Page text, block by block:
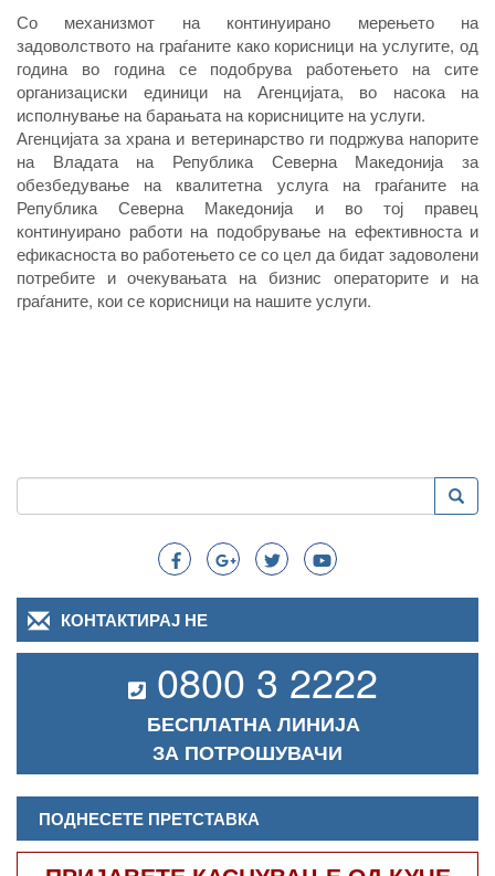
Со механизмот на континуирано мерењето на
задоволството на граѓаните како корисници на услугите, од
година во година се подобрува работењето на сите
организациски единици на Агенцијата, во насока на
исполнување на барањата на корисниците на услуги.
Агенцијата за храна и ветеринарство ги подржува напорите
на Владата на Република Северна Македонија за
обезбедување на квалитетна услуга на граѓаните на
Република Северна Македонија и во тој правец
континуирано работи на подобрување на ефективноста и
ефикасноста во работењето се со цел да бидат задоволени
потребите и очекувањата на бизнис операторите и на
граѓаните, кои се корисници на нашите услуги.
Search
Пребарување
КОНТАКТИРАЈ НЕ
0800 3 2222
БЕСПЛАТНА ЛИНИЈА
ЗА ПОТРОШУВАЧИ
ПОДНЕСЕТЕ ПРЕТСТАВКА